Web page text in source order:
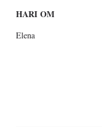
HARI OM
Elena